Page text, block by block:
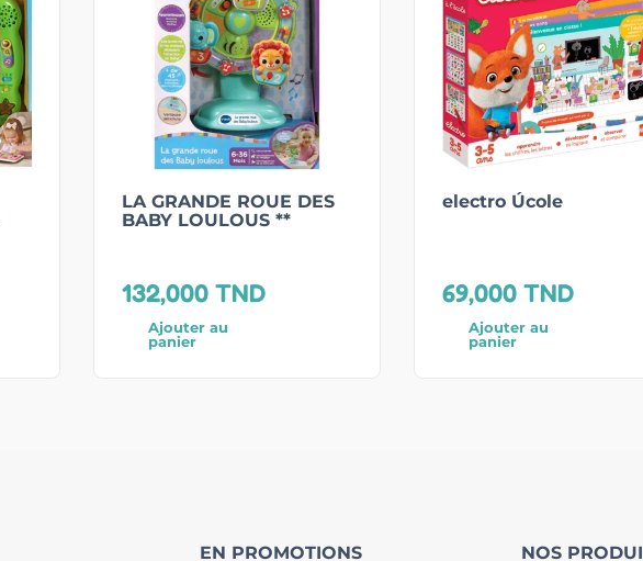
LA GRANDE ROUE DES
BABY LOULOUS **
132,000 TND
Ajouter au
panier
electro Úcole
69,000 TND
Ajouter au
panier
EN PROMOTIONS NOS